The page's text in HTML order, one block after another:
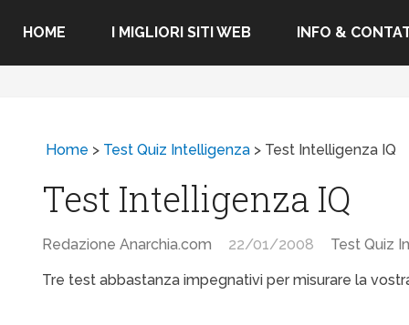
HOME I MIGLIORI SITI WEB INFO &
Home > Test Quiz Intelligenza > Test Intelligenza IQ
Test Intelligenza IQ
Redazione Anarchia.com 22/01/2008 Test Quiz
Tre test abbastanza impegnativi per misurare la